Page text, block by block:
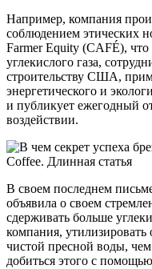
Например, компания
соблюдением этических
Farmer Equity (CAFÉ), что
углекислого газа,
строительству США,
энергетического и
и публикует ежегодный
воздействии.
В своем последнем
объявила о своем
сдерживать больше
компания,
чистой пресной воды,
добиться этого с